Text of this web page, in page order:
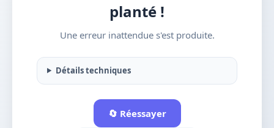
planté !
Une erreur inattendue s'est produite.
Détails techniques
🔄 Réessayer